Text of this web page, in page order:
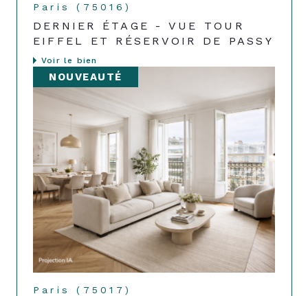
Paris (75016)
DERNIER ÉTAGE - VUE TOUR
EIFFEL ET RÉSERVOIR DE PASSY
Voir le bien
NOUVEAUTÉ
Paris (75017)